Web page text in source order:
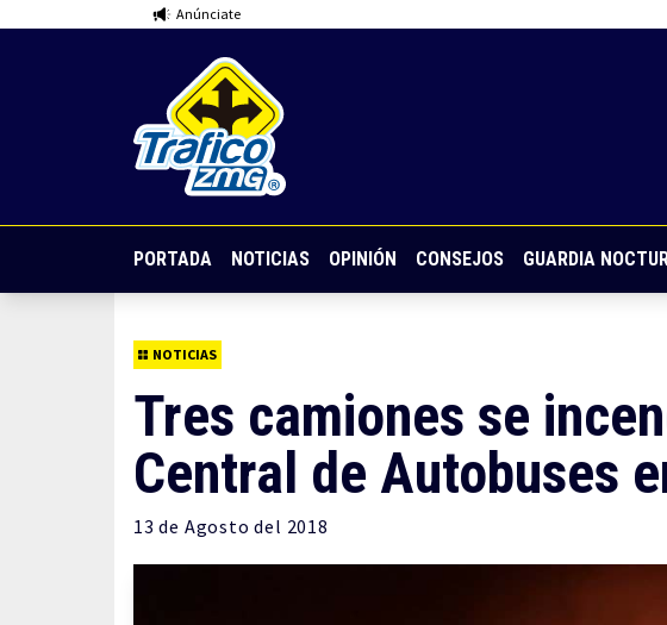
Anúnciate
PORTADA NOTICIAS OPINIÓN CONSEJOS GUARDIA
NOTICIAS
Tres camiones se
Central de Autobuses
13 de Agosto del 2018